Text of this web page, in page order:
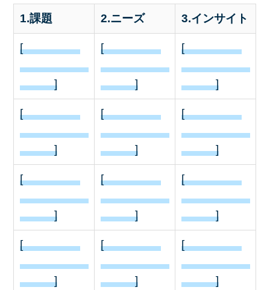
1.課題 2.ニーズ 3.インサイト
[
]
[
]
[
]
[
]
[
]
[
]
[
]
[
]
[
]
[
]
[
]
[
]